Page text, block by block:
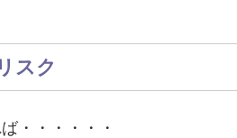
スク
・・・・・・